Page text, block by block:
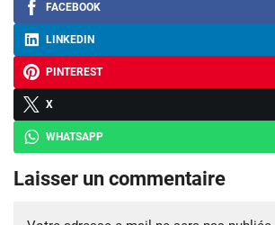
FACEBOOK
LINKEDIN
PINTEREST
X
WHATSAPP
Laisser un commentaire